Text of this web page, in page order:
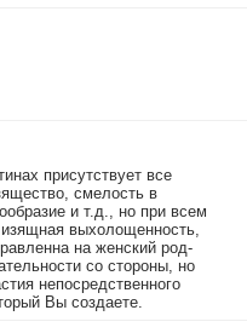
присутствует все
смелость в
и т.д., но при всем
выхолощенность,
на женский род-
со стороны, но
непосредственного
Вы создаете.